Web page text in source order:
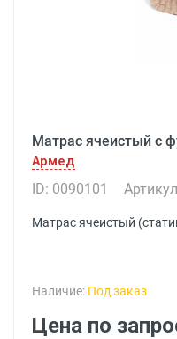
Матрас ячеистый с
Армед
ID: 0090101
Матрас ячеистый
Наличие: Под заказ
Цена по